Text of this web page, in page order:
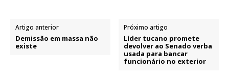
Artigo anterior
Demissão em massa não
existe
Próximo artigo
Líder tucano promete
devolver ao Senado verba
usada para bancar
funcionário no exterior